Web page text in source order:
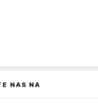
NAS NA